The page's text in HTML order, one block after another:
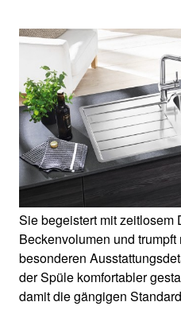
Sie begeistert mit zeitlosem
Beckenvolumen und
besonderen
der Spüle komfortabler
damit die gängigen